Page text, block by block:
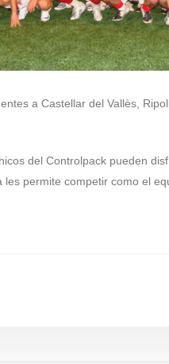
a Castellar del Vallès,
del Controlpack pueden
permite competir como el